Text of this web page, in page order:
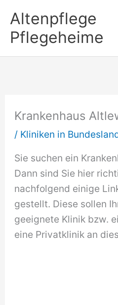
Inhalt
springen
Altenpflege
Pflegeheime
Krankenhaus
/ Kliniken in
Sie suchen ein
Dann sind Sie hier
nachfolgend einige
gestellt. Diese sollen
geeignete Klinik bzw.
eine Privatklinik an